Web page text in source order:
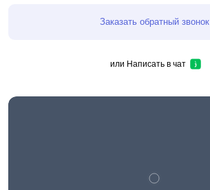
Заказать обратный звонок
или Написать в чат